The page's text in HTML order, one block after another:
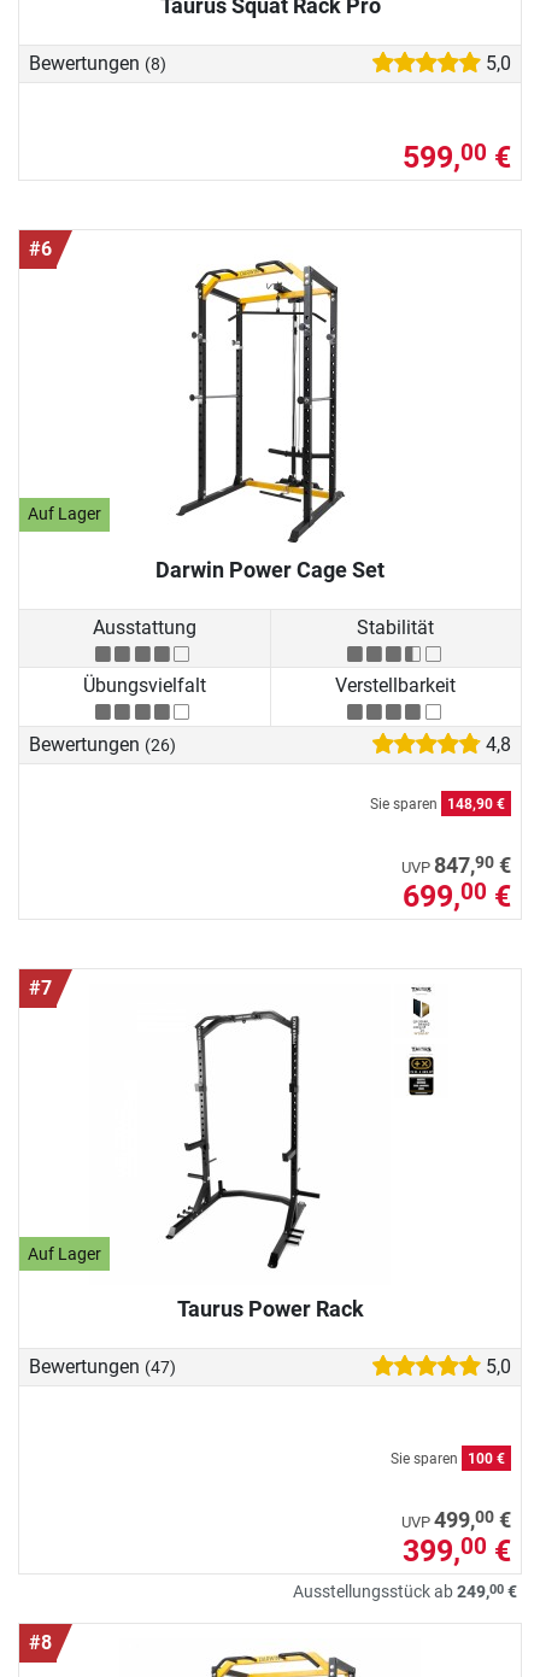
Bewertungen (8) 5,0
599,00 €
#6
Auf Lager
Darwin Power Cage Set
Ausstattung Stabilität
Übungsvielfalt Verstellbarkeit
Bewertungen (26) 4,8
Sie sparen 148,90 €
UVP 847,90 €
699,00 €
#7
Auf Lager
Taurus Power Rack
Bewertungen (47) 5,0
Sie sparen 100 €
UVP 499,00 €
399,00 €
Ausstellungsstück ab249,00 €
#8